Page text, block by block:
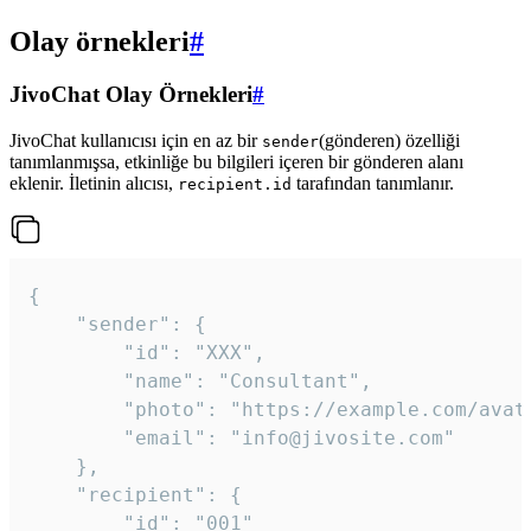
Olay örnekleri#
JivoChat Olay Örnekleri#
JivoChat kullanıcısı için en az bir sender(gönderen) özelliği
tanımlanmışsa, etkinliğe bu bilgileri içeren bir gönderen alanı
eklenir. İletinin alıcısı, recipient.id tarafından tanımlanır.
{